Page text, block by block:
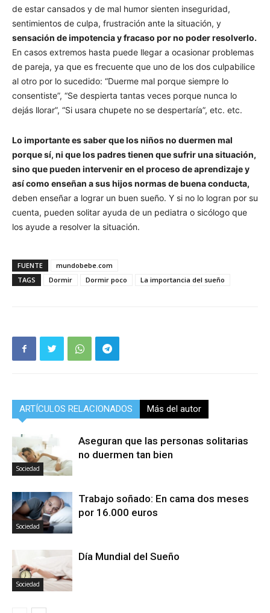
de estar cansados y de mal humor sienten inseguridad,
sentimientos de culpa, frustración ante la situación, y
sensación de impotencia y fracaso por no poder resolverlo.
En casos extremos hasta puede llegar a ocasionar problemas
de pareja, ya que es frecuente que uno de los dos culpabilice
al otro por lo sucedido: “Duerme mal porque siempre lo
consentiste”, “Se despierta tantas veces porque nunca lo
dejás llorar”, “Si usara chupete no se despertaría”, etc. etc.
Lo importante es saber que los niños no duermen mal
porque sí, ni que los padres tienen que sufrir una situación,
sino que pueden intervenir en el proceso de aprendizaje y
así como enseñan a sus hijos normas de buena conducta,
deben enseñar a lograr un buen sueño. Y si no lo logran por su
cuenta, pueden solitar ayuda de un pediatra o sicólogo que
los ayude a resolver la situación.
FUENTE
mundobebe.com
TAGS
Dormir Dormir poco La importancia del sueño
ARTÍCULOS RELACIONADOS Más del autor
Sociedad
Aseguran que las personas solitarias
no duermen tan bien
Sociedad
Trabajo soñado: En cama dos meses
por 16.000 euros
Sociedad
Día Mundial del Sueño